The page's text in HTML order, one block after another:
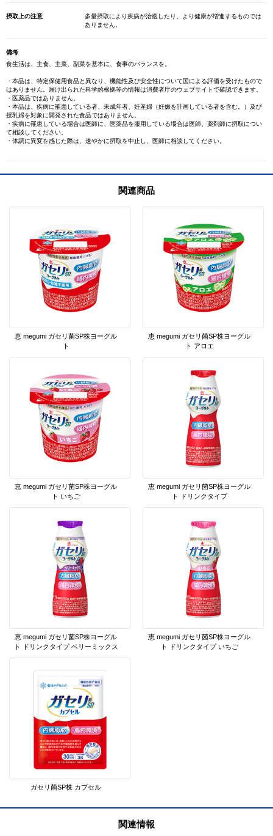
摂取上の注意
多量摂取により疾病が治癒したり、より健康が増進するものでは
ありません。
備考
食生活は、主食、主菜、副菜を基本に、食事のバランスを。
・本品は、特定保健用食品と異なり、機能性及び安全性について国による評価を受けたもので
はありません。届け出られた科学的根拠等の情報は消費者庁のウェブサイトで確認できます。
・医薬品ではありません。
・本品は、疾病に罹患している者、未成年者、妊産婦（妊娠を計画している者を含む。）及び
授乳婦を対象に開発された食品ではありません。
・疾病に罹患している場合は医師に、医薬品を服用している場合は医師、薬剤師に摂取につい
て相談してください。
・体調に異変を感じた際は、速やかに摂取を中止し、医師に相談してください。
関連商品
恵 megumi ガセリ菌SP株ヨーグル
ト
恵 megumi ガセリ菌SP株ヨーグル
ト アロエ
恵 megumi ガセリ菌SP株ヨーグル
ト いちご
恵 megumi ガセリ菌SP株ヨーグル
ト ドリンクタイプ
恵 megumi ガセリ菌SP株ヨーグル
ト ドリンクタイプ ベリーミックス
恵 megumi ガセリ菌SP株ヨーグル
ト ドリンクタイプ いちご
ガセリ菌SP株 カプセル
関連情報